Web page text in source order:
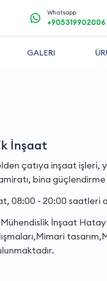
Whatsapp
+905319902006
GALERI
İnşaat
çatıya inşaat işleri,
bina
08:00 - 20:00 saatleri
Mühendislik İnşaat